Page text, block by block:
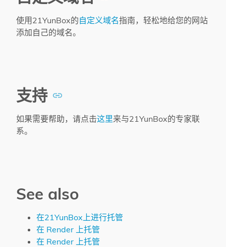
使用21YunBox的自定义域名指南，轻松地给您的网站
添加自己的域名。
支持
如果需要帮助，请点击这里来与21YunBox的专家联
系。
See also
在21YunBox上进行托管
在 Render 上托管
在 Render 上托管